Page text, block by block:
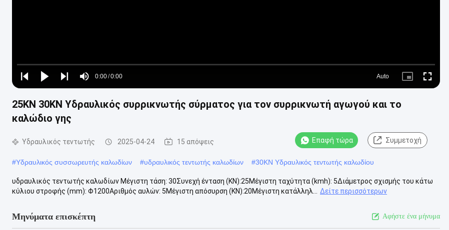
Play
Play
Play
Mute
Time
0:00/0:00
Loaded:
0%
Auto
Picture- Fullscreen
25KN 30KN Υδραυλικός συρρικνωτής σύρματος για τον συρρικνωτή αγωγού και το
καλώδιο γης
Υδραυλικός τεντωτής 2025-04-24 15 απόψεις Επαφή τώρα Συμμετοχή
#Υδραυλικός συσσωρευτής καλωδίων #υδραυλικός τεντωτής καλωδίων #30KN Υδραυλικός τεντωτής καλωδίου
υδραυλικός τεντωτής καλωδίων Μέγιστη τάση: 30Συνεχή ένταση (KN):25Μέγιστη ταχύτητα (kmh): 5Διάμετρος σχισμής του κάτω
κύλιου στροφής (mm): Φ1200Αριθμός αυλών: 5Μέγιστη απόσυρση (KN):20Μέγιστη κατάλληλ...
Δείτε περισσότερων
Μηνύματα επισκέπτη Αφήστε ένα μήνυμα